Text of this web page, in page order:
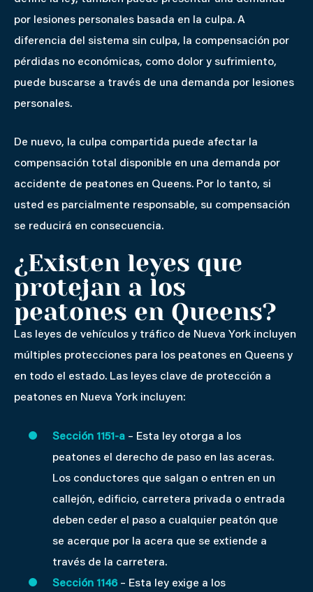
por lesiones personales basada en la culpa. A
diferencia del sistema sin culpa, la compensación por
pérdidas no económicas, como dolor y sufrimiento,
puede buscarse a través de una demanda por lesiones
personales.
De nuevo, la culpa compartida puede afectar la
compensación total disponible en una demanda por
accidente de peatones en Queens. Por lo tanto, si
usted es parcialmente responsable, su compensación
se reducirá en consecuencia.
¿Existen leyes que
protejan a los
peatones en Queens?
Las leyes de vehículos y tráfico de Nueva York incluyen
múltiples protecciones para los peatones en Queens y
en todo el estado. Las leyes clave de protección a
peatones en Nueva York incluyen:
Sección 1151-a – Esta ley otorga a los
peatones el derecho de paso en las aceras.
Los conductores que salgan o entren en un
callejón, edificio, carretera privada o entrada
deben ceder el paso a cualquier peatón que
se acerque por la acera que se extiende a
través de la carretera.
Sección 1146– Esta ley exige a los